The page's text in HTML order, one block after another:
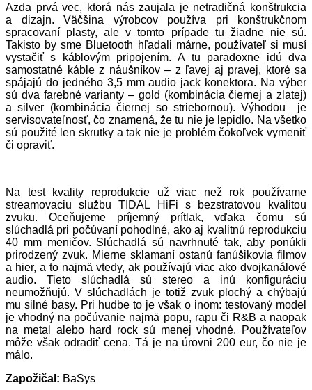
Azda prvá vec, ktorá nás zaujala je netradičná konštrukcia
a dizajn. Väčšina výrobcov používa pri konštrukčnom
spracovaní plasty, ale v tomto prípade tu žiadne nie sú.
Takisto by sme Bluetooth hľadali márne, používateľ si musí
vystačiť s káblovým pripojením. A tu paradoxne idú dva
samostatné káble z náušníkov – z ľavej aj pravej, ktoré sa
spájajú do jedného 3,5 mm audio jack konektora. Na výber
sú dva farebné varianty – gold (kombinácia čiernej a zlatej)
a silver (kombinácia čiernej so striebornou). Výhodou je
servisovateľnosť, čo znamená, že tu nie je lepidlo. Na všetko
sú použité len skrutky a tak nie je problém čokoľvek vymeniť
či opraviť.
Na test kvality reprodukcie už viac než rok používame
streamovaciu službu TIDAL HiFi s bezstratovou kvalitou
zvuku. Oceňujeme príjemný prítlak, vďaka čomu sú
slúchadlá pri počúvaní pohodlné, ako aj kvalitnú reprodukciu
40 mm meničov. Slúchadlá sú navrhnuté tak, aby ponúkli
prirodzený zvuk. Mierne sklamaní ostanú fanúšikovia filmov
a hier, a to najmä vtedy, ak používajú viac ako dvojkanálové
audio. Tieto slúchadlá sú stereo a inú konfiguráciu
neumožňujú. V slúchadlách je totiž zvuk plochý a chýbajú
mu silné basy. Pri hudbe to je však o inom: testovaný model
je vhodný na počúvanie najmä popu, rapu či R&B a naopak
na metal alebo hard rock sú menej vhodné. Používateľov
môže však odradiť cena. Tá je na úrovni 200 eur, čo nie je
málo.
Zapožičal: BaSys